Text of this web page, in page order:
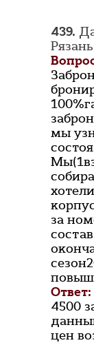
439.
Рязань
мы
за
Ответ:
4500
цен